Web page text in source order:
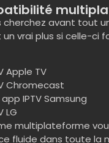
cherchez avant tout
un vrai plus si celle-ci
Apple TV
Chromecast
IPTV Samsung
LG
multiplateforme
fluide dans toute la